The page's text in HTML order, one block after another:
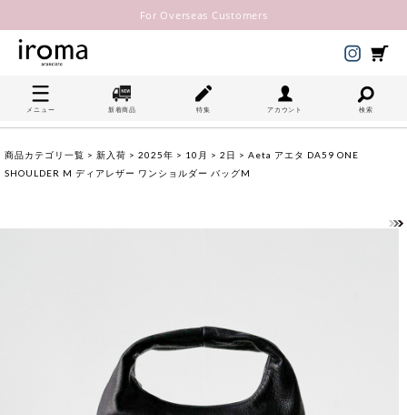
For Overseas Customers
メニュー 新着商品 特集 アカウント 検索
商品カテゴリ一覧 > 新入荷 > 2025年 > 10月 > 2日 > Aeta アエタ DA59 ONE
SHOULDER M ディアレザー ワンショルダー バッグM